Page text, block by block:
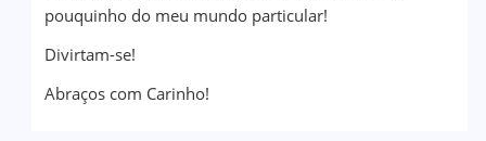
pouquinho do meu mundo particular!
Divirtam-se!
Abraços com Carinho!